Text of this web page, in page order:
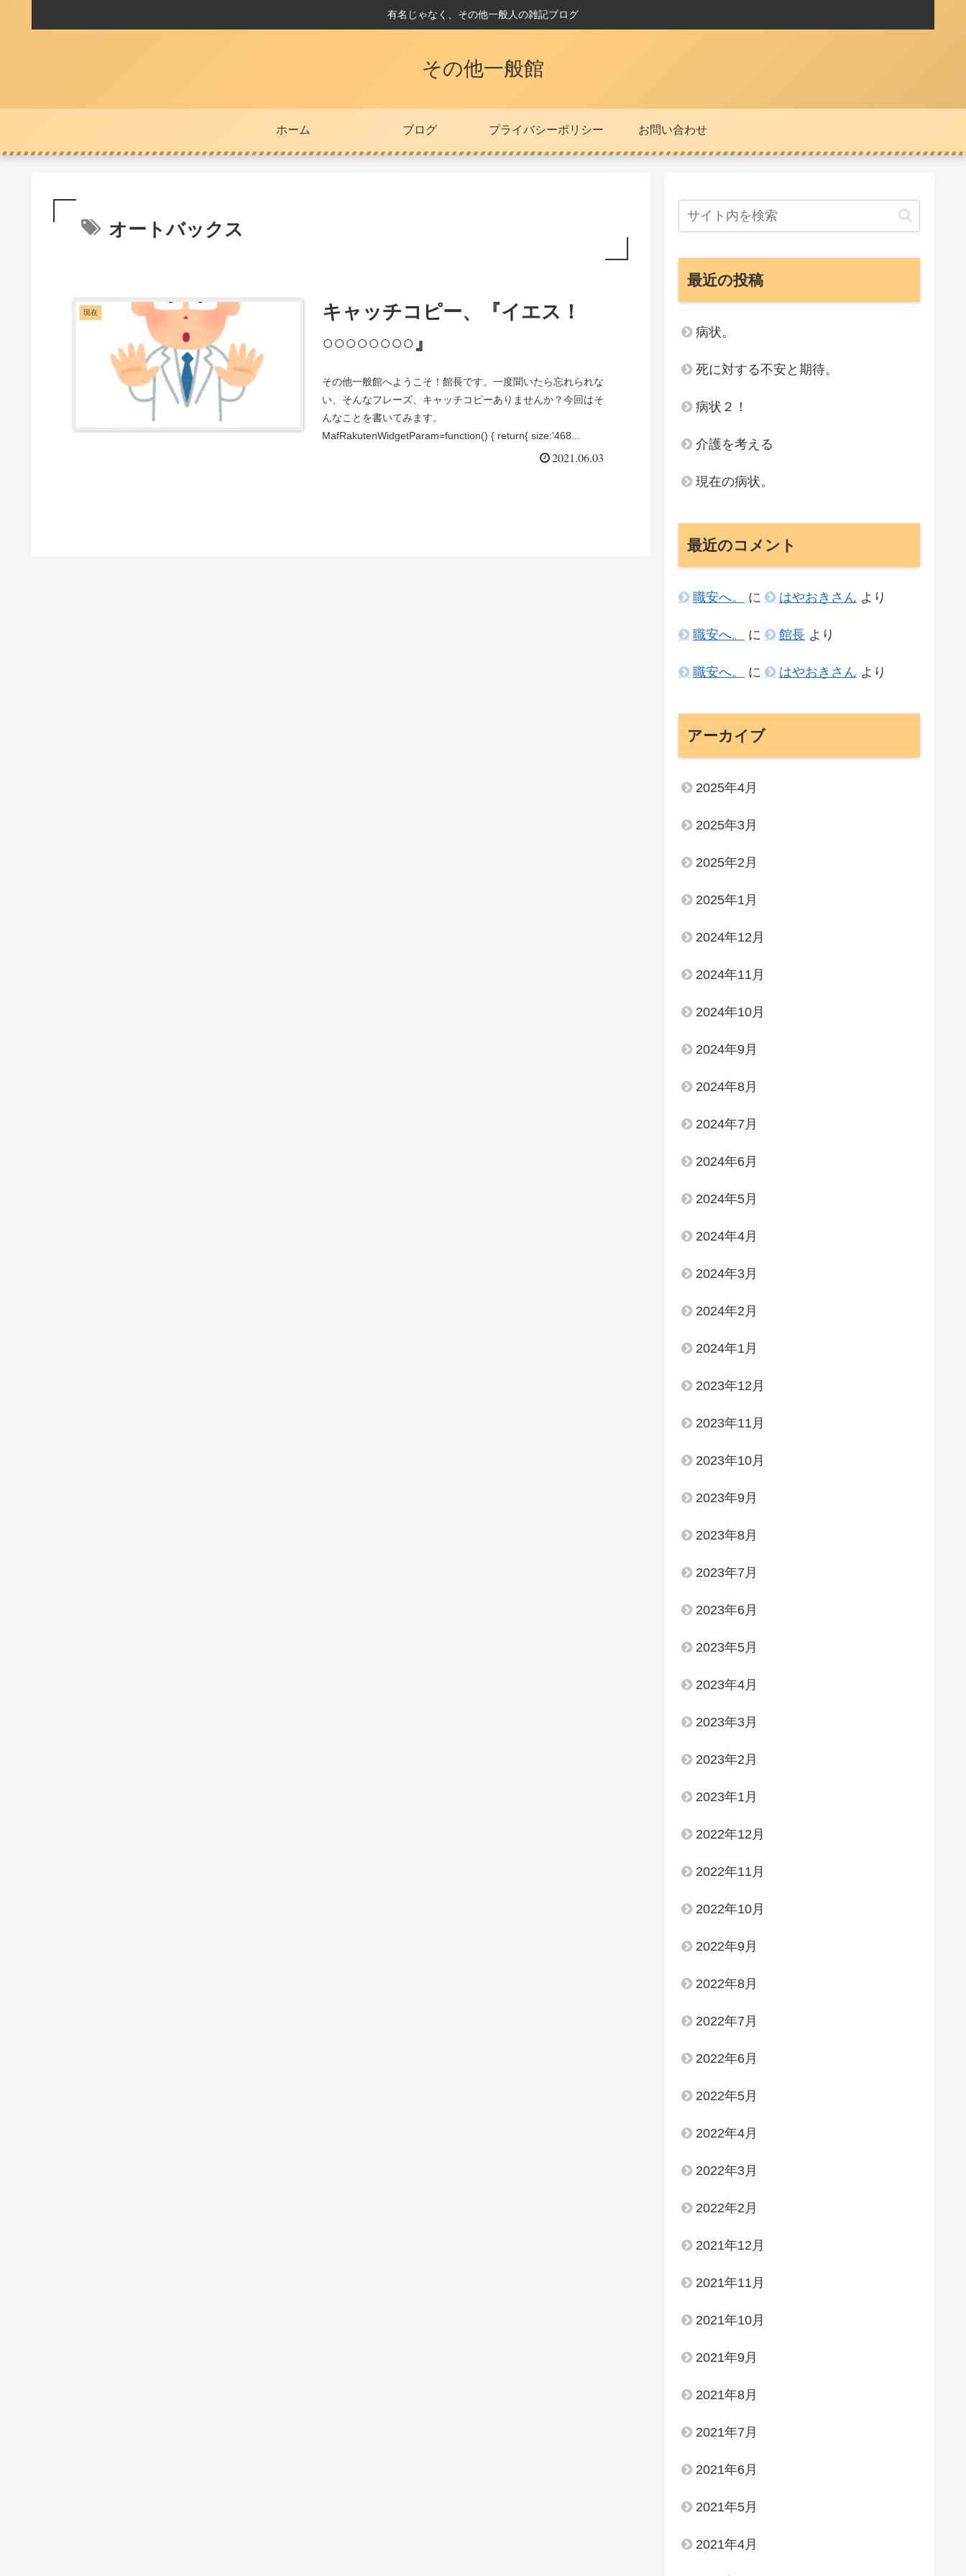
有名じゃなく、その他一般人の雑記ブログ
その他一般館
ホーム ブログ プライバシーポリシー お問い合わせ
オートバックス
現在
キャッチコピー、『イエス！
○○○○○○○○』
その他一般館へようこそ！館長です。一度聞いたら忘れられな
い、そんなフレーズ、キャッチコピーありませんか？今回はそ
んなことを書いてみます。
MafRakutenWidgetParam=function() { return{ size:'468...
2021.06.03
最近の投稿
病状。
死に対する不安と期待。
病状２！
介護を考える
現在の病状。
最近のコメント
職安へ。 に はやおきさん より
職安へ。 に 館長 より
職安へ。 に はやおきさん より
アーカイブ
2025年4月
2025年3月
2025年2月
2025年1月
2024年12月
2024年11月
2024年10月
2024年9月
2024年8月
2024年7月
2024年6月
2024年5月
2024年4月
2024年3月
2024年2月
2024年1月
2023年12月
2023年11月
2023年10月
2023年9月
2023年8月
2023年7月
2023年6月
2023年5月
2023年4月
2023年3月
2023年2月
2023年1月
2022年12月
2022年11月
2022年10月
2022年9月
2022年8月
2022年7月
2022年6月
2022年5月
2022年4月
2022年3月
2022年2月
2021年12月
2021年11月
2021年10月
2021年9月
2021年8月
2021年7月
2021年6月
2021年5月
2021年4月